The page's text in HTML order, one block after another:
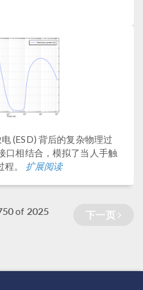
(ESD) 背后的复杂物理过
口相结合，模拟了当人手触
程。 扩展阅读
of 2025 下一页